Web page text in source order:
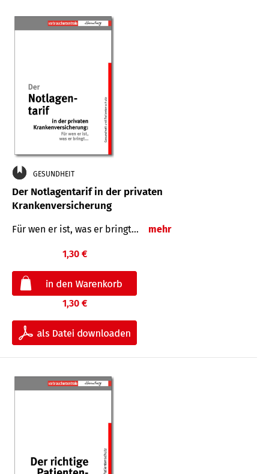
GESUNDHEIT
Der Notlagentarif in der privaten
Krankenversicherung
Für wen er ist, was er bringt… mehr
1,30 €
1,30 €